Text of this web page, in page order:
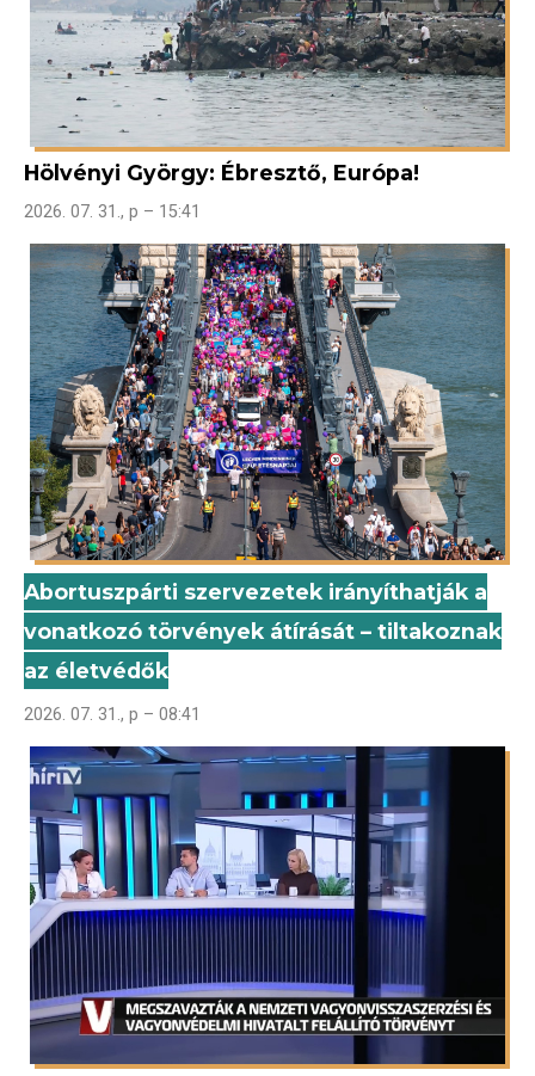
Hölvényi György: Ébresztő, Európa!
2026. 07. 31., p – 15:41
Abortuszpárti szervezetek irányíthatják a
vonatkozó törvények átírását – tiltakoznak
az életvédők
2026. 07. 31., p – 08:41